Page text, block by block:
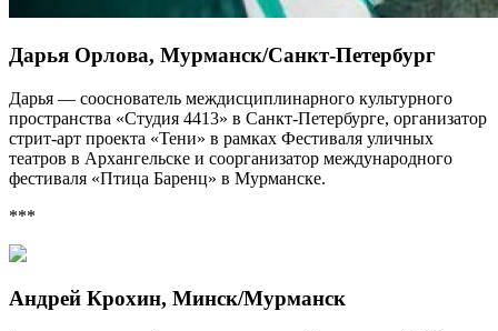
Дарья Орлова, Мурманск/Санкт-Петербург
Дарья — сооснователь междисциплинарного культурного
пространства «Студия 4413» в Санкт-Петербурге, организатор
стрит-арт проекта «Тени» в рамках Фестиваля уличных
театров в Архангельске и соорганизатор международного
фестиваля «Птица Баренц» в Мурманске.
***
Андрей Крохин, Минск/Мурманск